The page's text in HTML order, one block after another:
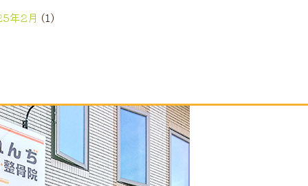
年2月 (1)
年7月(1)
年5月(2)
年4月 (1)
年3月 (1)